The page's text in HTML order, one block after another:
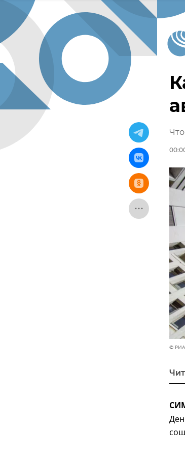
© РИА